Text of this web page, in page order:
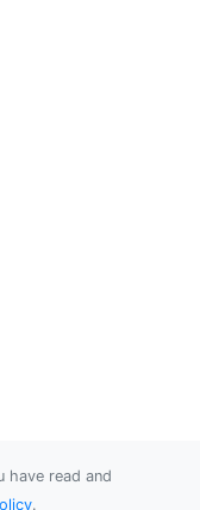
have read and
.